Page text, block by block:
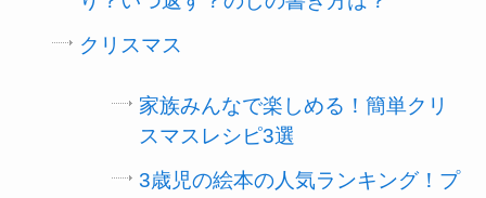
クリスマス
家族みんなで楽しめる！簡単クリ
スマスレシピ3選
3歳児の絵本の人気ランキング！プ